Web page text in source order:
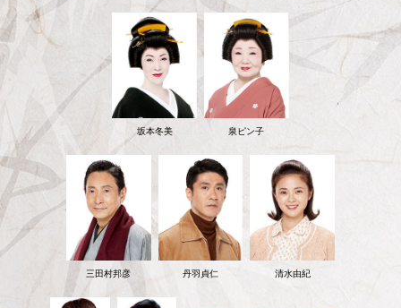
坂本冬美 泉ピン子
三田村邦彦 丹羽貞仁 清水由紀